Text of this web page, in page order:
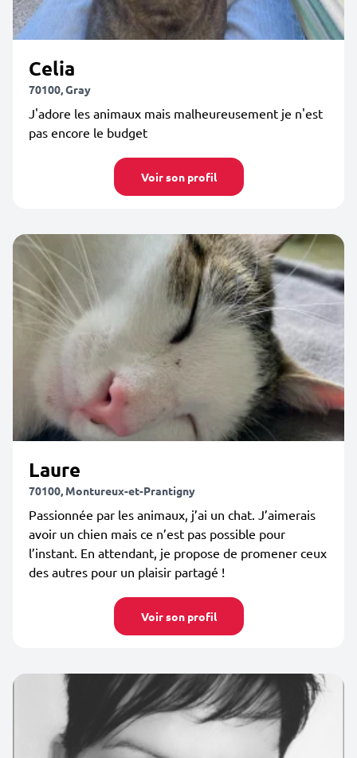
Celia
70100, Gray
J'adore les animaux mais malheureusement je n'est
pas encore le budget
Voir son profil
Laure
70100, Montureux-et-Prantigny
Passionnée par les animaux, j’ai un chat. J’aimerais
avoir un chien mais ce n’est pas possible pour
l’instant. En attendant, je propose de promener ceux
des autres pour un plaisir partagé !
Voir son profil